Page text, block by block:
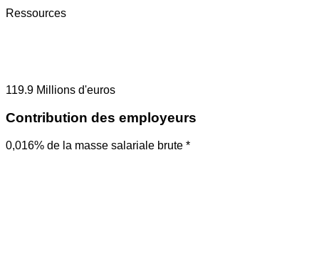
Ressources
119.9 Millions d'euros
Contribution des employeurs
0,016% de la masse salariale brute *